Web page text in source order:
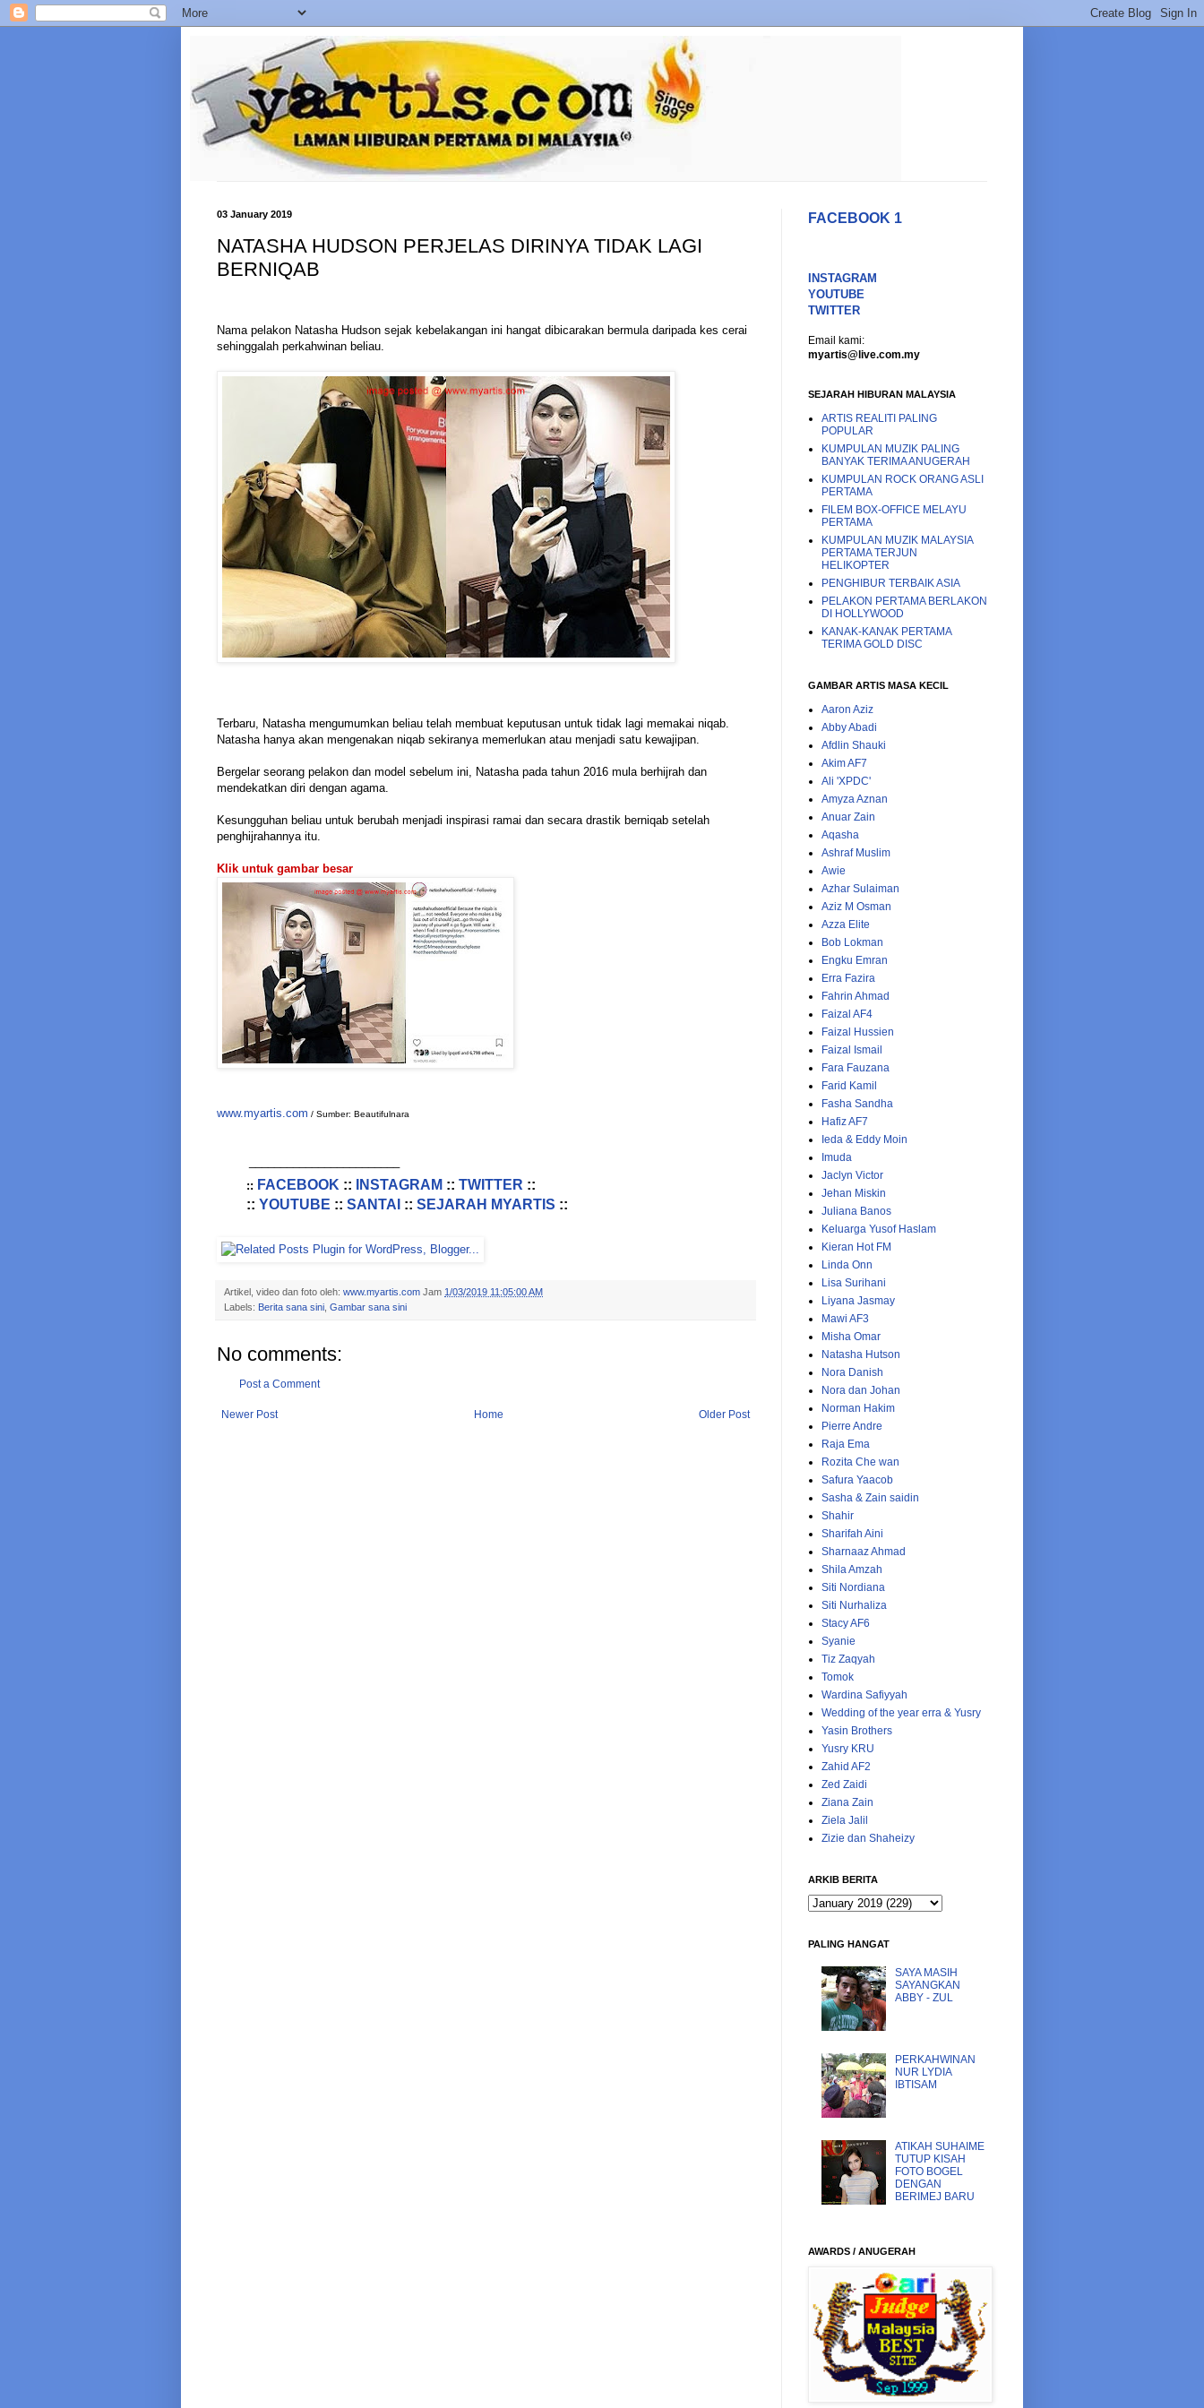
03 January 2019
NATASHA HUDSON PERJELAS DIRINYA TIDAK LAGI
BERNIQAB
Nama pelakon Natasha Hudson sejak kebelakangan ini hangat dibicarakan bermula daripada kes cerai
sehinggalah perkahwinan beliau.
Terbaru, Natasha mengumumkan beliau telah membuat keputusan untuk tidak lagi memakai niqab.
Natasha hanya akan mengenakan niqab sekiranya memerlukan atau menjadi satu kewajipan.
Bergelar seorang pelakon dan model sebelum ini, Natasha pada tahun 2016 mula berhijrah dan
mendekatkan diri dengan agama.
Kesungguhan beliau untuk berubah menjadi inspirasi ramai dan secara drastik berniqab setelah
penghijrahannya itu.
Klik untuk gambar besar
www.myartis.com / Sumber: Beautifulnara
:: FACEBOOK :: INSTAGRAM :: TWITTER ::
:: YOUTUBE :: SANTAI :: SEJARAH MYARTIS ::
Artikel, video dan foto oleh: www.myartis.com Jam 1/03/2019 11:05:00 AM
Labels: Berita sana sini Gambar sana sini
No comments:
Post a Comment
Newer Post Older Post
Home
FACEBOOK 1
INSTAGRAM
YOUTUBE
TWITTER
Email kami:
myartis@live.com.my
SEJARAH HIBURAN MALAYSIA
ARTIS REALITI PALING
POPULAR
KUMPULAN MUZIK PALING
BANYAK TERIMA ANUGERAH
KUMPULAN ROCK ORANG ASLI
PERTAMA
FILEM BOX-OFFICE MELAYU
PERTAMA
KUMPULAN MUZIK MALAYSIA
PERTAMA TERJUN
HELIKOPTER
PENGHIBUR TERBAIK ASIA
PELAKON PERTAMA BERLAKON
DI HOLLYWOOD
KANAK-KANAK PERTAMA
TERIMA GOLD DISC
GAMBAR ARTIS MASA KECIL
Aaron Aziz
Abby Abadi
Afdlin Shauki
Akim AF7
Ali 'XPDC'
Amyza Aznan
Anuar Zain
Aqasha
Ashraf Muslim
Awie
Azhar Sulaiman
Aziz M Osman
Azza Elite
Bob Lokman
Engku Emran
Erra Fazira
Fahrin Ahmad
Faizal AF4
Faizal Hussien
Faizal Ismail
Fara Fauzana
Farid Kamil
Fasha Sandha
Hafiz AF7
Ieda & Eddy Moin
Imuda
Jaclyn Victor
Jehan Miskin
Juliana Banos
Keluarga Yusof Haslam
Kieran Hot FM
Linda Onn
Lisa Surihani
Liyana Jasmay
Mawi AF3
Misha Omar
Natasha Hutson
Nora Danish
Nora dan Johan
Norman Hakim
Pierre Andre
Raja Ema
Rozita Che wan
Safura Yaacob
Sasha & Zain saidin
Shahir
Sharifah Aini
Sharnaaz Ahmad
Shila Amzah
Siti Nordiana
Siti Nurhaliza
Stacy AF6
Syanie
Tiz Zaqyah
Tomok
Wardina Safiyyah
Wedding of the year erra & Yusry
Yasin Brothers
Yusry KRU
Zahid AF2
Zed Zaidi
Ziana Zain
Ziela Jalil
Zizie dan Shaheizy
ARKIB BERITA
PALING HANGAT
SAYA MASIH
SAYANGKAN
ABBY - ZUL
PERKAHWINAN
NUR LYDIA
IBTISAM
ATIKAH SUHAIME
TUTUP KISAH
FOTO BOGEL
DENGAN
BERIMEJ BARU
AWARDS / ANUGERAH